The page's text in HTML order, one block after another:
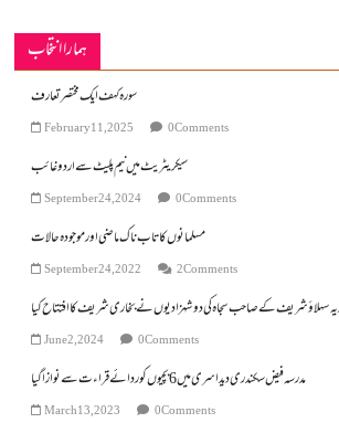
ہمارا انتخاب
سورہ کہف ایک مختصر تعارف
February 11, 2025 0 Comments
سیکریٹریٹ میں نیم پلیٹ سے اردو غائب
September 24, 2024 0 Comments
مسلمانوں کا تاب ناک ماضی اور موجودہ حالات
September 24, 2022 2 Comments
سہلاؤشریف کے صاحب سجاہ کی دو شہزادیوں نے بخاری شریف کا افتتاح کیا
June 2, 2024 0 Comments
مدرسہ فیض سکندری دیداسری میں 6 بچیوں کو ردائے قراءت سے نوازا گیا
March 13, 2023 0 Comments